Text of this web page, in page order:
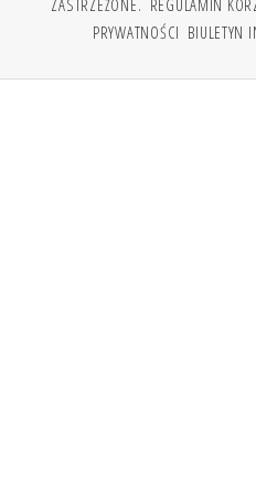
PRYWATNOŚCI BIULETYN